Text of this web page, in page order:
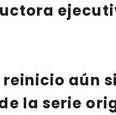
aún
la serie